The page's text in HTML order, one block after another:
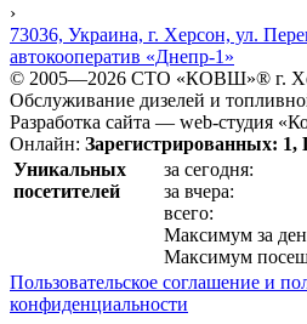
›
73036, Украина, г. Херсон, ул.
автокооператив «Днепр-1»
© 2005—2026 СТО «КОВШ»® г.
Обслуживание дизелей и
Разработка сайта — web-студия
Онлайн: Зарегистрированных: 1,
Уникальных
посетителей
за сегодня:
за вчера:
всего:
Максимум за
Максимум
Пользовательское соглашение и
конфиденциальности